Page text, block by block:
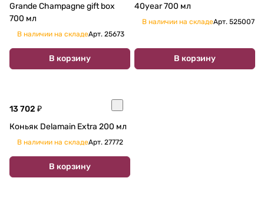
Grande Champagnе gift box
700 мл
В наличии на складеАрт. 25673
В корзину
40year 700 мл
В наличии на складеАрт. 525007
В корзину
13 702 ₽
Коньяк Delamain Extra 200 мл
В наличии на складеАрт. 27772
В корзину